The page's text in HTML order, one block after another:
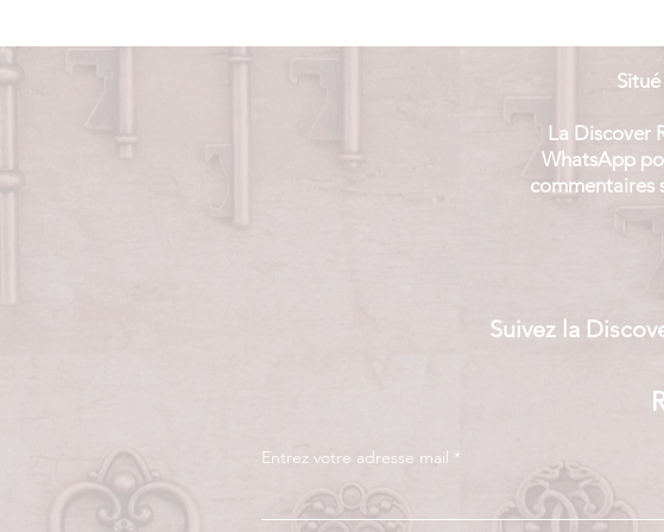
Situé
La Discover
WhatsApp
commentaires
Suivez la
Entrez votre adresse mail